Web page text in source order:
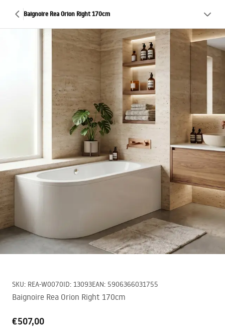
Baignoire Rea Orion Right 170cm
SKU: REA-W0070ID: 13093EAN: 5906366031755
Baignoire Rea Orion Right 170cm
€507,00